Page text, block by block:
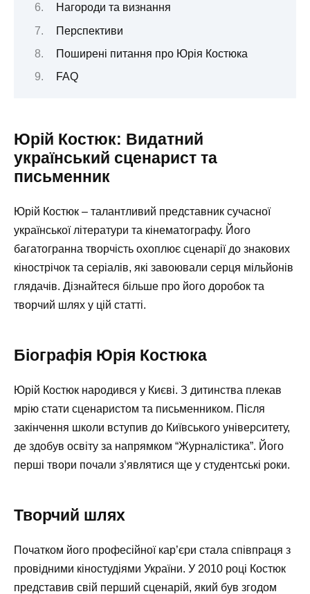
Нагороди та визнання
Перспективи
Поширені питання про Юрія Костюка
FAQ
Юрій Костюк: Видатний
український сценарист та
письменник
Юрій Костюк – талантливий представник сучасної
української літератури та кінематографу. Його
багатогранна творчість охоплює сценарії до знакових
кінострічок та серіалів, які завоювали серця мільйонів
глядачів. Дізнайтеся більше про його доробок та
творчий шлях у цій статті.
Біографія Юрія Костюка
Юрій Костюк народився у Києві. З дитинства плекав
мрію стати сценаристом та письменником. Після
закінчення школи вступив до Київського університету,
де здобув освіту за напрямком “Журналістика”. Його
перші твори почали з’являтися ще у студентські роки.
Творчий шлях
Початком його професійної кар’єри стала співпраця з
провідними кіностудіями України. У 2010 році Костюк
представив свій перший сценарій, який був згодом